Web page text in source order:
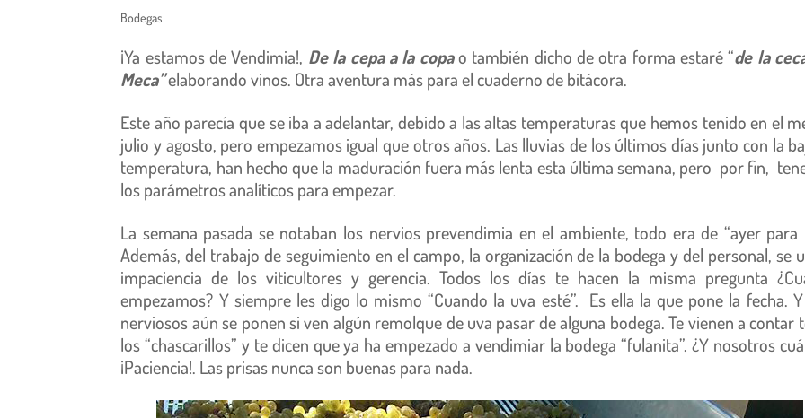
Bodegas
¡Ya estamos de Vendimia!, De la cepa a la copao también dicho de otra forma estaré “de la
Meca”elaborando vinos. Otra aventura más para el cuaderno de bitácora.
Este año parecía que se iba a adelantar, debido a las altas temperaturas que hemos tenido en el
julio y agosto, pero empezamos igual que otros años. Las lluvias de los últimos días junto con la
temperatura, han hecho que la maduración fuera más lenta esta última semana, pero por fin,
los parámetros analíticos para empezar.
La semana pasada se notaban los nervios prevendimia en el ambiente, todo era de “ayer para
Además, del trabajo de seguimiento en el campo, la organización de la bodega y del personal, se
impaciencia de los viticultores y gerencia. Todos los días te hacen la misma pregunta
empezamos? Y siempre les digo lo mismo “Cuando la uva esté”. Es ella la que pone la fecha.
nerviosos aún se ponen si ven algún remolque de uva pasar de alguna bodega. Te vienen a contar
los “chascarillos” y te dicen que ya ha empezado a vendimiar la bodega “fulanita”. ¿Y nosotros
¡Paciencia!. Las prisas nunca son buenas para nada.